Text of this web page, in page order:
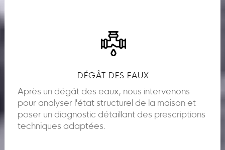
DÉGÂT DES EAUX
Après un dégât des eaux, nous intervenons
pour analyser l'état structurel de la maison et
poser un diagnostic détaillant des prescriptions
techniques adaptées.